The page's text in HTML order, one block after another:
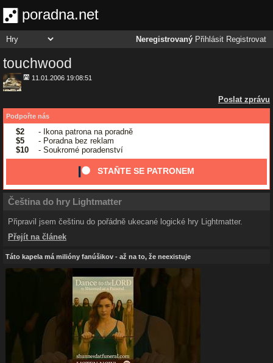
poradna.net
Neregistrovaný Přihlásit Registrovat
touchwood
11.01.2006 19:08:51
Poslat zprávu
Podpořte nás
$2
- Ikona patrona na poradně
$5
- Poradna bez reklam
$10
- Soukromé poradenství
STAŇTE SE PATRONEM
Čeština do hry Lightmatter
Připravil jsem češtinu do pořádně ukecané logické hry Lightmatter.
Přejít na článek
Táto kapela má milióny fanúšikov - až na to, že neexistuje